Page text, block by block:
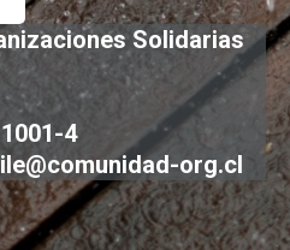
Solidarias
4
org.cl